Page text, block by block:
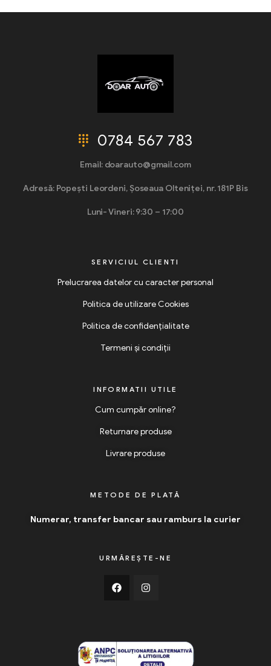
0784 567 783
Email: doarauto@gmail.com
Adresă: Popești Leordeni, Șoseaua Olteniței, nr. 181P Bis
Luni- Vineri: 9:30 – 17:00
SERVICIUL CLIENTI
Prelucrarea datelor cu caracter personal
Politica de utilizare Cookies
Politica de confidențialitate
Termeni și condiții
INFORMATII UTILE
Cum cumpăr online?
Returnare produse
Livrare produse
METODE DE PLATĂ
Numerar, transfer bancar sau ramburs la curier
URMĂREȘTE-NE